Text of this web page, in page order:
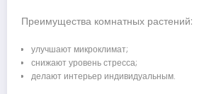
Преимущества комнатных растений:
улучшают микроклимат;
снижают уровень стресса;
делают интерьер индивидуальным.